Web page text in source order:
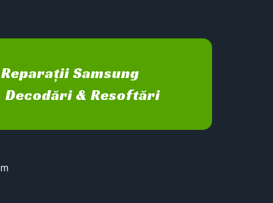
Reparații Samsung
Decodări & Resoftări